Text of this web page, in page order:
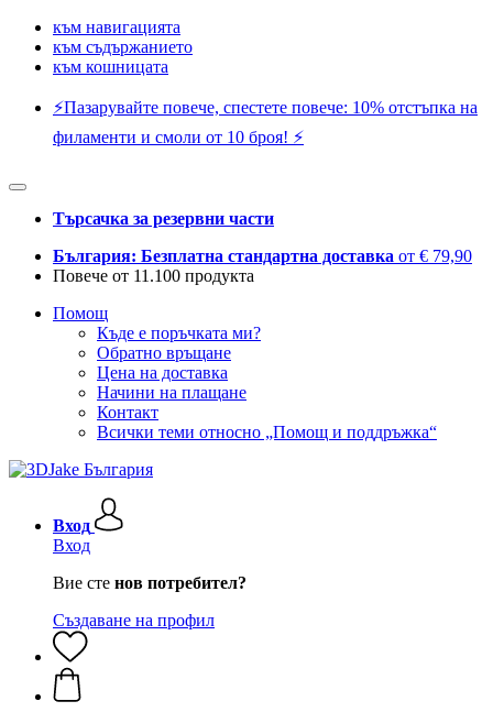
към навигацията
към съдържанието
към кошницата
⚡️Пазарувайте повече, спестете повече: 10% отстъпка на
филаменти и смоли от 10 броя! ⚡️
Търсачка за резервни части
България: Безплатна стандартна доставка от € 79,90
Повече от 11.100 продукта
Помощ
Къде е поръчката ми?
Обратно връщане
Цена на доставка
Начини на плащане
Контакт
Всички теми относно „Помощ и поддръжка“
Вход
Вход
Вие сте нов потребител?
Създаване на профил